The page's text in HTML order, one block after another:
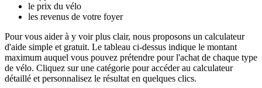
le prix du vélo
les revenus de votre foyer
Pour vous aider à y voir plus clair, nous proposons un calculateur
d'aide simple et gratuit. Le tableau ci-dessus indique le montant
maximum auquel vous pouvez prétendre pour l'achat de chaque type
de vélo. Cliquez sur une catégorie pour accéder au calculateur
détaillé et personnalisez le résultat en quelques clics.